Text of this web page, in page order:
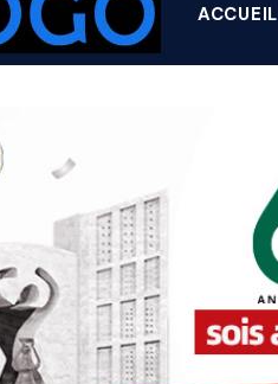
ACCUEIL